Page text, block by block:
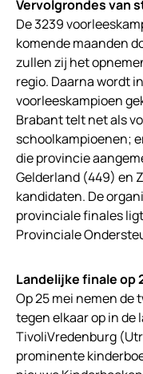
Vervolgrondes van
De 3239
komende maanden
zullen zij het
regio. Daarna wordt
voorleeskampioen
Brabant telt net als
schoolkampioenen;
die provincie
Gelderland (449) en
kandidaten. De
provinciale finales
Provinciale
Landelijke finale op
Op 25 mei nemen
tegen elkaar op in de
TivoliVredenburg
prominente